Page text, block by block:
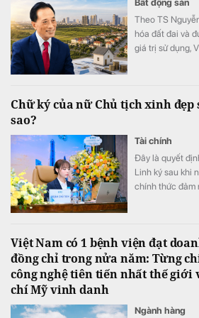
Bất động sản
Theo TS
hóa đất đai và
giá trị sử dụng,
Chữ ký của nữ Chủ tịch xinh đẹp
sao?
Tài chính
Đây là quyết
Linh ký sau khi
chính thức đảm
Việt Nam có 1 bệnh viện đạt
đồng chỉ trong nửa năm: Từng
công nghệ tiên tiến nhất thế giới
chí Mỹ vinh danh
Ngành hàng